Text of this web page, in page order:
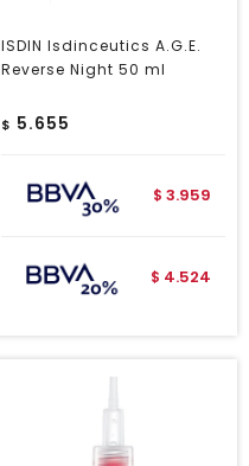
ISDIN Isdinceutics A.G.E.
Reverse Night 50 ml
$ 5.655
$ 3.959
$ 4.524